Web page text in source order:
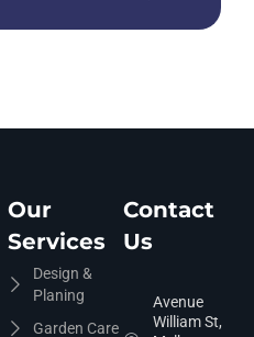
Our
Services
Design &
Planing
Garden Care
Contact
Us
Avenue
William St,